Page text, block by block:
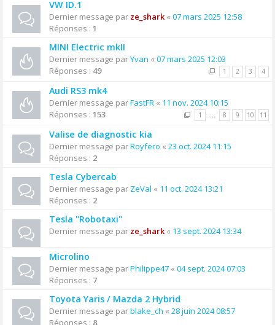
VW ID.1
Dernier message par ze_shark« 07 mars 2025 12:58
Réponses : 1
MINI Electric mkII
Dernier message parYvan « 07 mars 2025 12:03
Réponses : 49 1 2 3 4
Audi RS3 mk4
Dernier message parFastFR « 11 nov. 2024 10:15
Réponses : 153 1 … 8 9 10 11
Valise de diagnostic kia
Dernier message parRoyfero « 23 oct. 2024 11:15
Réponses : 2
Tesla Cybercab
Dernier message par ZeVal « 11 oct. 2024 13:21
Réponses : 2
Tesla "Robotaxi"
Dernier message par ze_shark« 13 sept. 2024 13:34
Microlino
Dernier message parPhilippe47 « 04 sept. 2024 07:03
Réponses : 7
Toyota Yaris / Mazda 2 Hybrid
Dernier message parblake_ch « 28 juin 2024 08:57
Réponses : 8